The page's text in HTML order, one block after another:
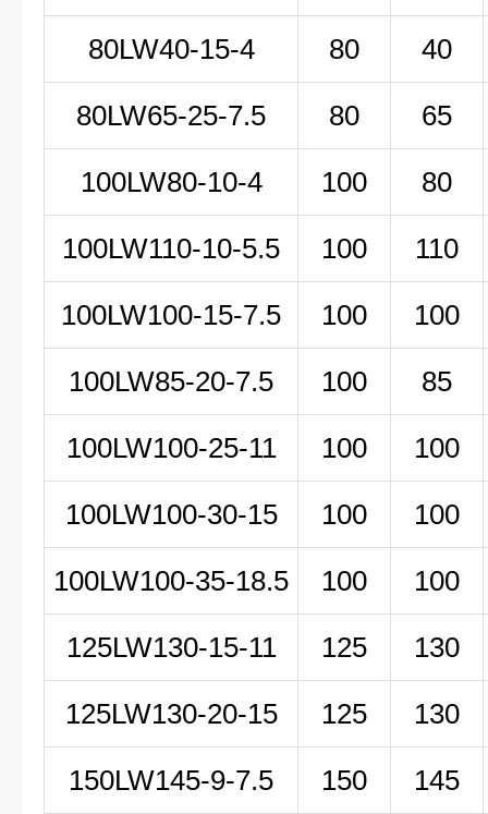
80LW40-15-4 80 40
80LW65-25-7.5 80 65
100LW80-10-4 100 80
100LW110-10-5.5 100 110
100LW100-15-7.5 100 100
100LW85-20-7.5 100 85
100LW100-25-11 100 100
100LW100-30-15 100 100
100LW100-35-18.5 100 100
125LW130-15-11 125 130
125LW130-20-15 125 130
150LW145-9-7.5 150 145